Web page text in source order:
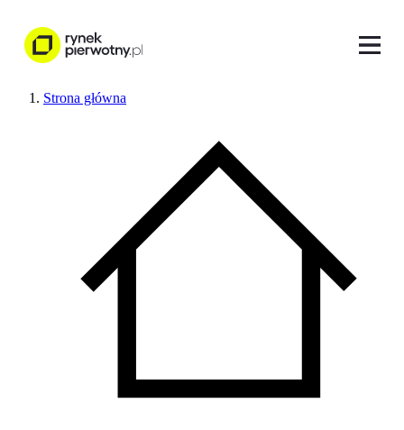
Strona główna